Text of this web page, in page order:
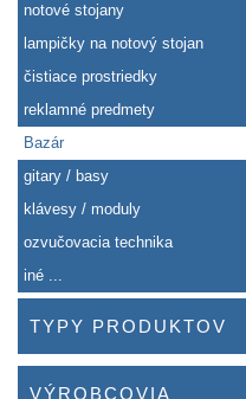
notové stojany
lampičky na notový stojan
čistiace prostriedky
reklamné predmety
Bazár
gitary / basy
klávesy / moduly
ozvučovacia technika
iné ...
TYPY PRODUKTOV
VÝROBCOVIA